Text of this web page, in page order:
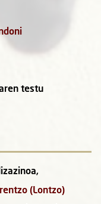
testu
(Lontzo)